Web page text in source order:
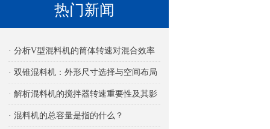
热门新闻
· 分析V型混料机的筒体转速对混合效率
的影响
· 双锥混料机：外形尺寸选择与空间布局
考量
· 解析混料机的搅拌器转速重要性及其影
响
· 混料机的总容量是指的什么？